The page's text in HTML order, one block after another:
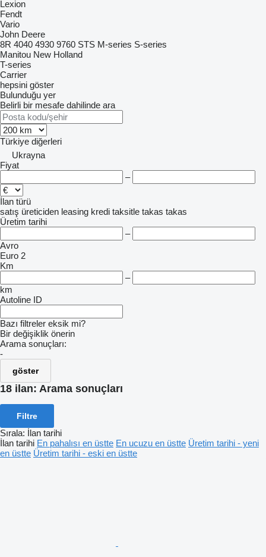
Lexion
Fendt
Vario
John Deere
8R 4040 4930 9760 STS M-series S-series
Manitou New Holland
T-series
Carrier
hepsini göster
Bulunduğu yer
Belirli bir mesafe dahilinde ara
Türkiye diğerleri
Ukrayna
Fiyat
–
İlan türü
satış üreticiden leasing kredi taksitle takas takas
Üretim tarihi
–
Avro
Euro 2
Km
–
km
Autoline ID
Bazı filtreler eksik mi?
Bir değişiklik önerin
Arama sonuçları:
-
göster
18 ilan: Arama sonuçları
Filtre
Sırala: İlan tarihi
İlan tarihi En pahalısı en üstte En ucuzu en üstte Üretim tarihi - yeni
en üstte Üretim tarihi - eski en üstte